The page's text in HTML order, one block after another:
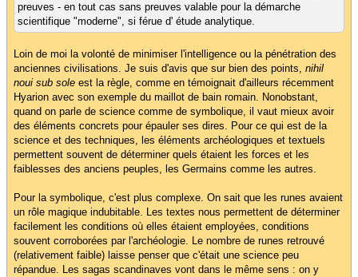
preuves - en tout cas sans preuves valable pour la démarche
scientifique "moderne", si férue d' étude analytique.
Loin de moi la volonté de minimiser l'intelligence ou la pénétration des
anciennes civilisations. Je suis d'avis que sur bien des points, nihil
noui sub sole est la règle, comme en témoignait d'ailleurs récemment
Hyarion avec son exemple du maillot de bain romain. Nonobstant,
quand on parle de science comme de symbolique, il vaut mieux avoir
des éléments concrets pour épauler ses dires. Pour ce qui est de la
science et des techniques, les éléments archéologiques et textuels
permettent souvent de déterminer quels étaient les forces et les
faiblesses des anciens peuples, les Germains comme les autres.
Pour la symbolique, c'est plus complexe. On sait que les runes avaient
un rôle magique indubitable. Les textes nous permettent de déterminer
facilement les conditions où elles étaient employées, conditions
souvent corroborées par l'archéologie. Le nombre de runes retrouvé
(relativement faible) laisse penser que c'était une science peu
répandue. Les sagas scandinaves vont dans le même sens : on y